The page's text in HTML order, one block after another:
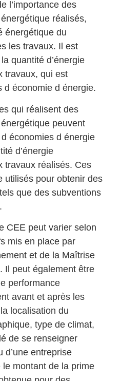
l’importance des
réalisés,
énergétique du
les travaux. Il est
quantité d’énergie
travaux, qui est
d économie d énergie.
qui réalisent des
peuvent
économies d énergie
d’énergie
travaux réalisés. Ces
utilisés pour obtenir des
que des subventions
CEE peut varier selon
mis en place par
et de la Maîtrise
Il peut également être
performance
avant et après les
localisation du
type de climat,
de se renseigner
d’une entreprise
montant de la prime